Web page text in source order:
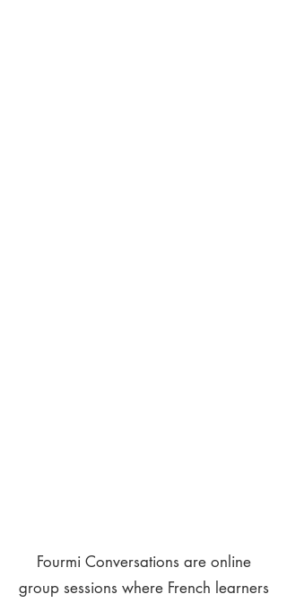
Fourmi Conversations are online
group sessions where French learners